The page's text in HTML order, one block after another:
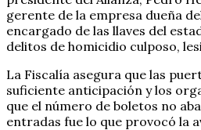
gerente de la empresa dueña
encargado de las llaves del
delitos de homicidio culposo,
La Fiscalía asegura que las
suficiente anticipación y los
que el número de boletos no
entradas fue lo que provocó la